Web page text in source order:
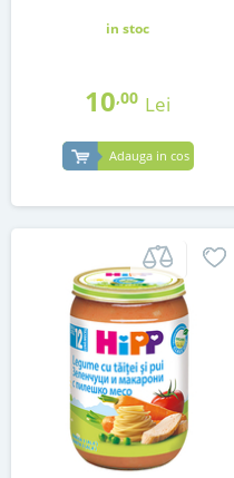
in stoc
10,00 Lei
Adauga in cos